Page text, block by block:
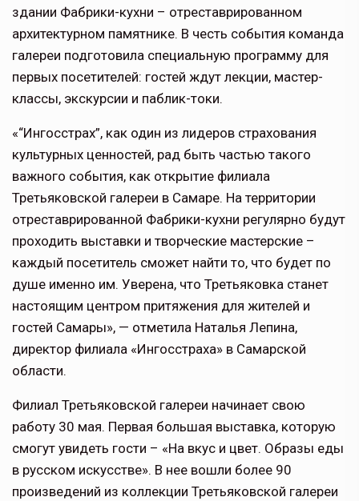
здании Фабрики-кухни – отреставрированном
архитектурном памятнике. В честь события команда
галереи подготовила специальную программу для
первых посетителей: гостей ждут лекции, мастер-
классы, экскурсии и паблик-токи.
«“Ингосстрах”, как один из лидеров страхования
культурных ценностей, рад быть частью такого
важного события, как открытие филиала
Третьяковской галереи в Самаре. На территории
отреставрированной Фабрики-кухни регулярно будут
проходить выставки и творческие мастерские –
каждый посетитель сможет найти то, что будет по
душе именно им. Уверена, что Третьяковка станет
настоящим центром притяжения для жителей и
гостей Самары», — отметила Наталья Лепина,
директор филиала «Ингосстраха» в Самарской
области.
Филиал Третьяковской галереи начинает свою
работу 30 мая. Первая большая выставка, которую
смогут увидеть гости – «На вкус и цвет. Образы еды
в русском искусстве». В нее вошли более 90
произведений из коллекции Третьяковской галереи